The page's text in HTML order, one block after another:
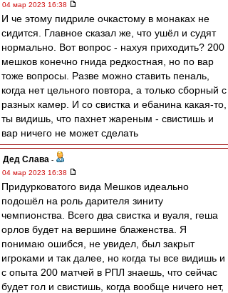
04 мар 2023 16:38
И че этому пидриле очкастому в монаках не
сидится. Главное сказал же, что ушёл и судят
нормально. Вот вопрос - нахуя приходить? 200
мешков конечно гнида редкостная, но по вар
тоже вопросы. Разве можно ставить пеналь,
когда нет цельного повтора, а только сборный с
разных камер. И со свистка и ебанина какая-то,
ты видишь, что пахнет жареным - свистишь и
вар ничего не может сделать
Дед Слава -
04 мар 2023 16:38
Придурковатого вида Мешков идеально
подошёл на роль дарителя зиниту
чемпионства. Всего два свистка и вуаля, геша
орлов будет на вершине блаженства. Я
понимаю ошибся, не увидел, был закрыт
игроками и так далее, но когда ты все видишь и
с опыта 200 матчей в РПЛ знаешь, что сейчас
будет гол и свистишь, когда вообще ничего нет,